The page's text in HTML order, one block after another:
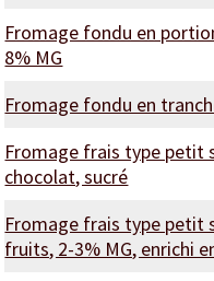
Fromage fondu en
8% MG
Fromage fondu en
Fromage frais type petit
chocolat, sucré
Fromage frais type petit
fruits, 2-3% MG, enrichi